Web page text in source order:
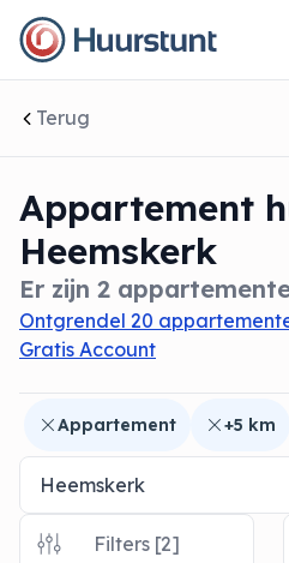
Terug
Appartement
Heemskerk
Er zijn 2
Ontgrendel 20
Gratis Account
sluiten
Appartement +5 km
Filters [2]